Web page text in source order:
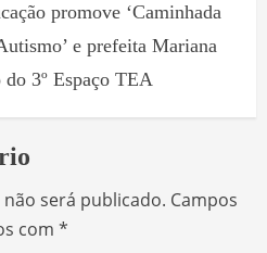
promove ‘Caminhada
e prefeita Mariana
3º Espaço TEA
será publicado. Campos
com *